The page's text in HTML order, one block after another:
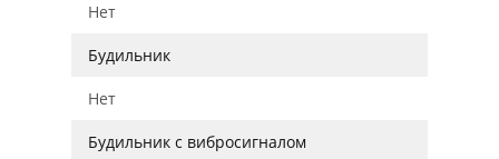
Нет
Будильник
Нет
Будильник с вибросигналом